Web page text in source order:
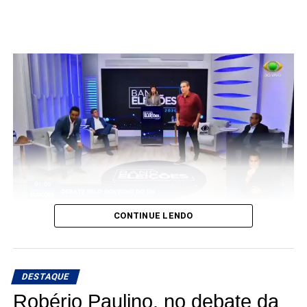
CONTINUE LENDO
DESTAQUE
Robério Paulino, no debate da